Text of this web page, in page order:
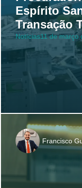
Espírito
Transação
Notícias11 de março
Francisco